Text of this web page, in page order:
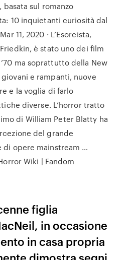
sul romanzo
10 inquietanti curiosità dal
11, 2020 · L’Esorcista,
è stato uno dei film
ma soprattutto della New
e rampanti, nuove
e la voglia di farlo
diverse. L’horror tratto
di William Peter Blatty ha
del grande
opere mainstream …
Wiki | Fandom
figlia
in occasione
in casa propria